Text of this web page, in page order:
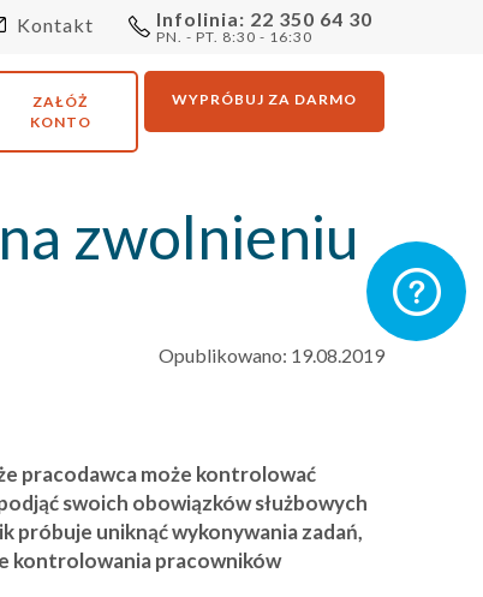
Infolinia: 22 350 64 30
PN. - PT. 8:30 - 16:30
Kontakt
WYPRÓBUJ ZA DARMO
ZAŁÓŻ
KONTO
zwolnieniu
Opublikowano: 19.08.2019
pracodawca może kontrolować
swoich obowiązków służbowych
próbuje uniknąć wykonywania zadań,
kontrolowania pracowników